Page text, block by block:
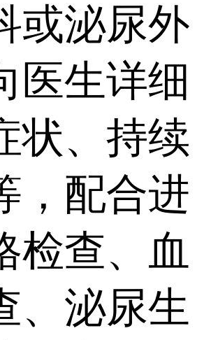
或泌尿外
医生详细
状、持续
，配合进
检查、血
、泌尿生